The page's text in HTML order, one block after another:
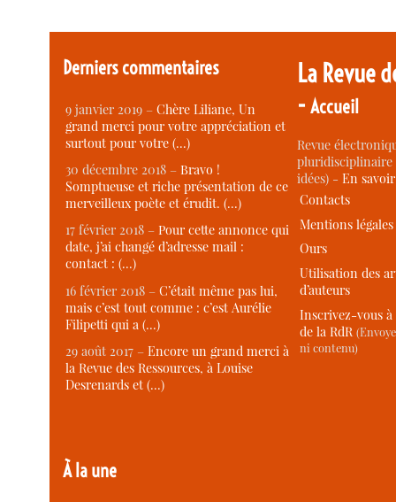
Derniers commentaires
9 janvier 2019 –Chère Liliane, Un
grand merci pour votre appréciation et
surtout pour votre (…)
30 décembre 2018 –Bravo !
Somptueuse et riche présentation de ce
merveilleux poète et érudit. (…)
17 février 2018 –Pour cette annonce qui
date, j’ai changé d’adresse mail :
contact : (…)
16 février 2018 –C’était même pas lui,
mais c’est tout comme : c’est Aurélie
Filipetti qui a (…)
29 août 2017 –Encore un grand merci à
la Revue des Ressources, à Louise
Desrenards et (…)
À la une
La Revue
-Accueil
Revue
idées) -En
Contacts
Mentions légales
Ours
Utilisation des
d’auteurs
Inscrivez-vous
de la RdR
ni contenu)